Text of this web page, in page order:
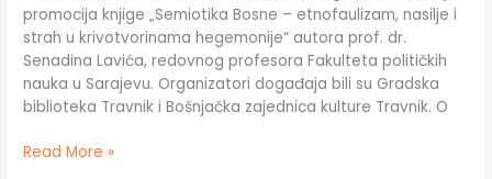
promocija knjige „Semiotika Bosne – etnofaulizam, nasilje i
strah u krivotvorinama hegemonije“ autora prof. dr.
Senadina Lavića, redovnog profesora Fakulteta političkih
nauka u Sarajevu. Organizatori događaja bili su Gradska
biblioteka Travnik i Bošnjačka zajednica kulture Travnik. O
Održana
Read More »